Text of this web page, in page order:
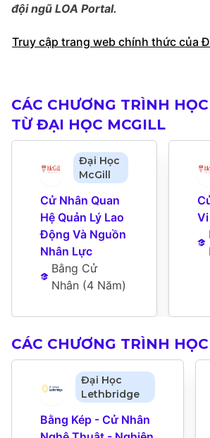
đội ngũ LOA Portal.
Truy cập trang web chính thức của
CÁC CHƯƠNG TRÌNH
TỪ ĐẠI HỌC MCGILL
Đại Học
McGill
Cử Nhân Quan
Hệ Quản Lý Lao
Động Và Nguồn
Nhân Lực
Bằng Cử
Nhân (4 Năm)
CÁC CHƯƠNG TRÌNH
Đại Học
Lethbridge
Bằng Kép - Cử Nhân